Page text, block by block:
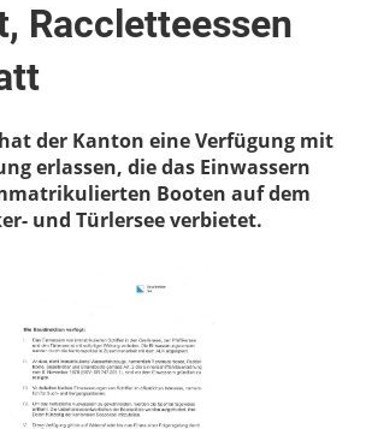
Raccletteessen
der Kanton eine Verfügung mit
erlassen, die das Einwassern
Booten auf dem
und Türlersee verbietet.